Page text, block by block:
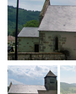
L'eau n'est pas
le document.
Gratuité des
deviennent
2026.Voir le
Info factures